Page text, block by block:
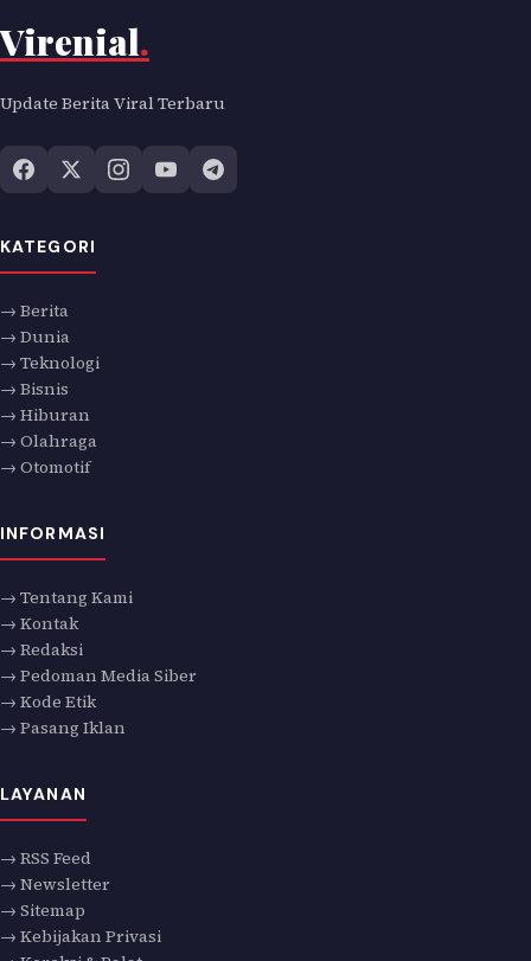
Virenial.
Update Berita Viral Terbaru
KATEGORI
→ Berita
→ Dunia
→ Teknologi
→ Bisnis
→ Hiburan
→ Olahraga
→ Otomotif
INFORMASI
→ Tentang Kami
→ Kontak
→ Redaksi
→ Pedoman Media Siber
→ Kode Etik
→ Pasang Iklan
LAYANAN
→ RSS Feed
→ Newsletter
→ Sitemap
→ Kebijakan Privasi